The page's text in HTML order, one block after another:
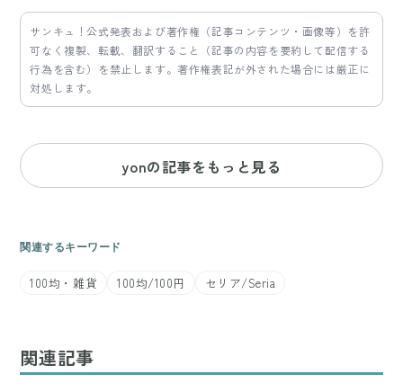
サンキュ！公式発表および著作権（記事コンテンツ・画像等）を許
可なく複製、転載、翻訳すること（記事の内容を要約して配信する
行為を含む）を禁止します。著作権表記が外された場合には厳正に
対処します。
yonの記事をもっと見る
関連するキーワード
100均・雑貨 100均/100円 セリア/Seria
関連記事